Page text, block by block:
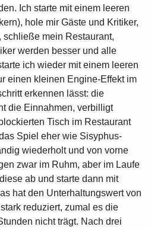
Ich starte mit einem leeren
hole mir Gäste und Kritiker,
schließe mein Restaurant,
werden besser und alle
ich wieder mit einem leeren
einen kleinen Engine-Effekt im
erkennen lässt: die
die Einnahmen, verbilligt
Tisch im Restaurant
Spiel eher wie Sisyphus-
wiederholt und von vorne
zwar im Ruhm, aber im Laufe
ab und starte dann mit
hat den Unterhaltungswert von
reduziert, zumal es die
nicht trägt. Nach drei